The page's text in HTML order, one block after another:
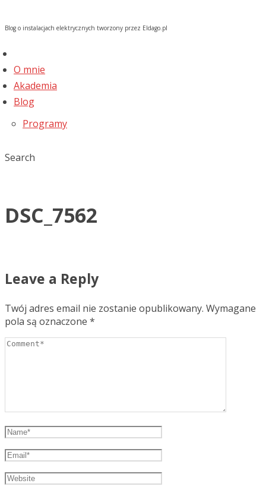
Blog o instalacjach elektrycznych tworzony przez Eldago.pl
O mnie
Akademia
Blog
Programy
Search
DSC_7562
Leave a Reply
Twój adres email nie zostanie opublikowany. Wymagane
pola są oznaczone *